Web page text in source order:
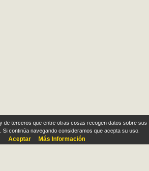
de terceros que entre otras cosas recogen datos sobre sus
Si continúa navegando consideramos que acepta su uso.
Aceptar Más Información